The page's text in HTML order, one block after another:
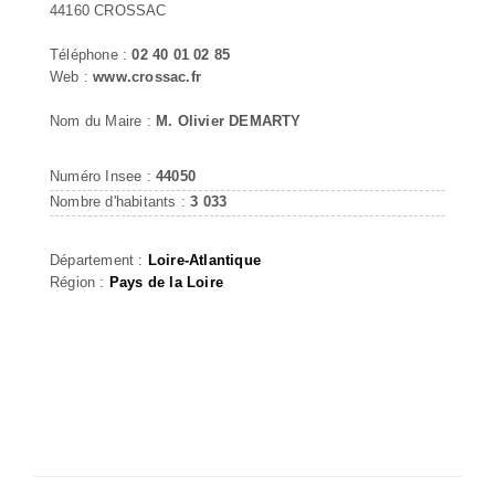
44160 CROSSAC
Téléphone :02 40 01 02 85
Web :www.crossac.fr
Nom du Maire : M. Olivier DEMARTY
Numéro Insee : 44050
Nombre d'habitants :3 033
Département : Loire-Atlantique
Région : Pays de la Loire